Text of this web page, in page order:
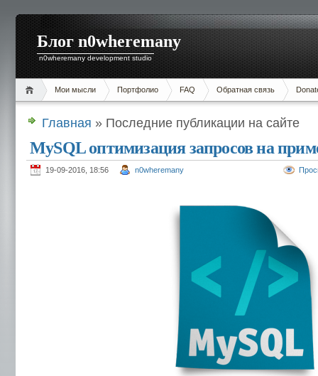
Блог n0wheremany
n0wheremany development studio
Мои мысли Портфолио FAQ Обратная связь
Главная » Последние публикации на сайте
MySQL оптимизация запросов на
19-09-2016, 18:56 n0wheremany